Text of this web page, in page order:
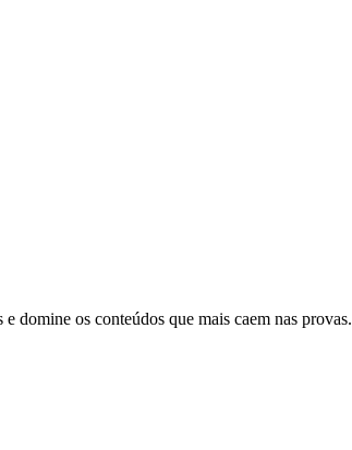
domine os conteúdos que mais caem nas provas.